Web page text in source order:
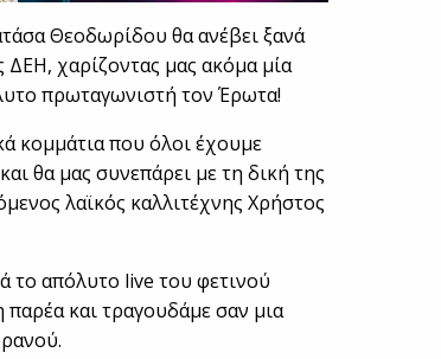
Θεοδωρίδου θα ανέβει ξανά
χαρίζοντας μας ακόμα μία
πρωταγωνιστή τον Έρωτα!
κομμάτια που όλοι έχουμε
θα μας συνεπάρει με τη δική της
λαϊκός καλλιτέχνης Χρήστος
το απόλυτο live του φετινού
παρέα και τραγουδάμε σαν μια